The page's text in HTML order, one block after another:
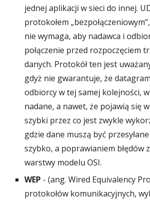
jednej aplikacji w sieci do innej.
protokołem
nie wymaga, aby nadawca i
połączenie przed rozpoczęciem
danych. Protokół ten jest
gdyż nie gwarantuje, że
odbiorcy w tej samej kolejności,
nadane, a nawet, że pojawią się
szybki przez co jest zwykle
gdzie dane muszą być
szybko, a poprawianiem błędów
warstwy modelu OSI.
WEP - (ang. Wired Equivalency
protokołów komunikacyjnych,